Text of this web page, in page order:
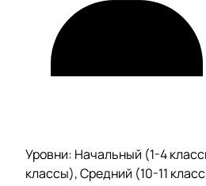
Уровни: Начальный (1-4
классы), Средний (10-11